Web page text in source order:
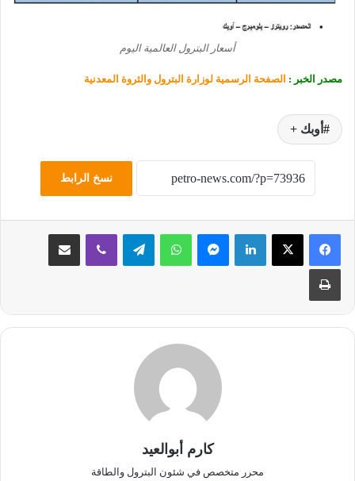
أسعار البترول العالمية اليوم
مصدر الخبر : الصفحة الرسمية لوزارة البترول والثروة المعدنية
أوبك +
نسخ الرابط
لينكدإن ماسنجر واتساب تيلقرام ڤايبر مشاركة عبر البريد
طباعة
كارم أبوالعيد
محرر متخصص في شئون البترول والطاقة